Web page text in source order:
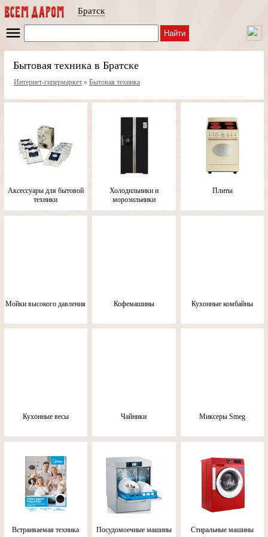
Братск
Найти
Бытовая техника в Братске
Интернет-гипермаркет» Бытовая техника
Аксессуары для бытовой
техники
Холодильники и
морозильники
Плиты
Мойки высокого давления Кофемашины Кухонные комбайны
Кухонные весы Чайники Миксеры Smeg
Встраиваемая техника Посудомоечные машины Стиральные машины